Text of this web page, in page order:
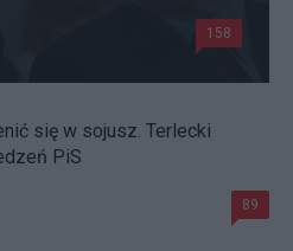
158
się w sojusz. Terlecki
PiS
89